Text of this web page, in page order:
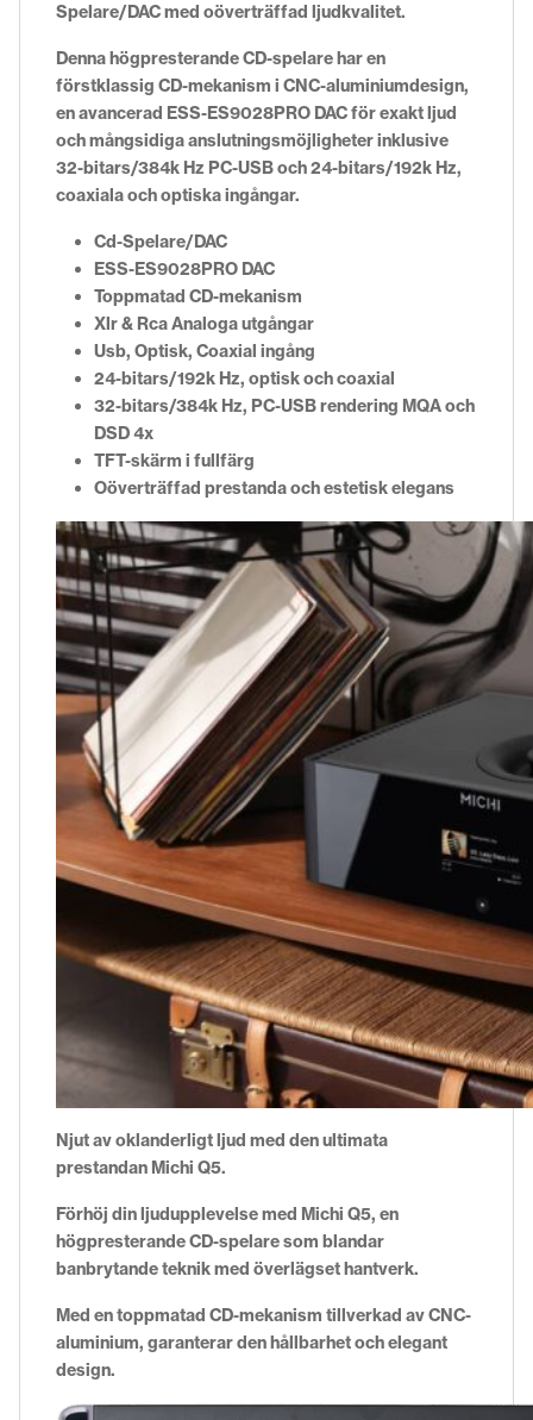
Spelare/DAC med oöverträffad ljudkvalitet.
Denna högpresterande CD-spelare har en
förstklassig CD-mekanism i CNC-aluminiumdesign,
en avancerad ESS-ES9028PRO DAC för exakt ljud
och mångsidiga anslutningsmöjligheter inklusive
32-bitars/384k Hz PC-USB och 24-bitars/192k Hz,
coaxiala och optiska ingångar.
Cd-Spelare/DAC
ESS-ES9028PRO DAC
Toppmatad CD-mekanism
Xlr & Rca Analoga utgångar
Usb, Optisk, Coaxial ingång
24-bitars/192k Hz, optisk och coaxial
32-bitars/384k Hz, PC-USB rendering MQA och
DSD 4x
TFT-skärm i fullfärg
Oöverträffad prestanda och estetisk elegans
Njut av oklanderligt ljud med den ultimata
prestandan Michi Q5.
Förhöj din ljudupplevelse med Michi Q5, en
högpresterande CD-spelare som blandar
banbrytande teknik med överlägset hantverk.
Med en toppmatad CD-mekanism tillverkad av CNC-
aluminium, garanterar den hållbarhet och elegant
design.